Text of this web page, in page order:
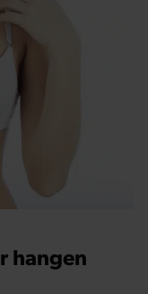
hangen